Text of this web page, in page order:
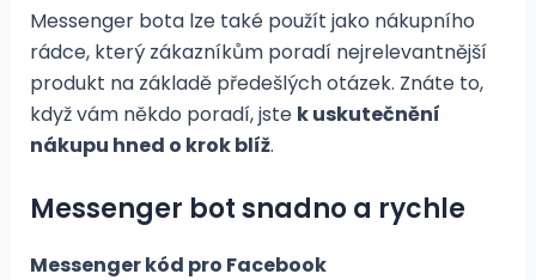
Messenger bota lze také použít jako nákupního
rádce, který zákazníkům poradí nejrelevantnější
produkt na základě předešlých otázek. Znáte to,
když vám někdo poradí, jste k uskutečnění
nákupu hned o krok blíž.
Messenger bot snadno a rychle
Messenger kód pro Facebook